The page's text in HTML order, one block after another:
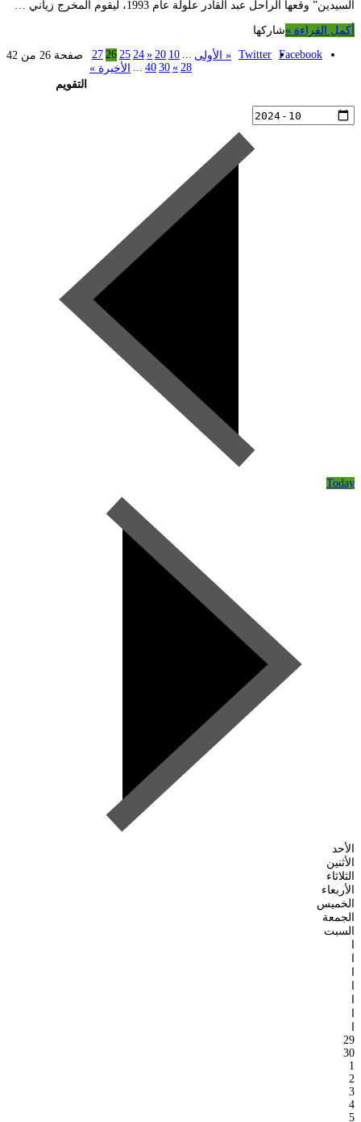
السيدين” وقعها الراحل عبد القادر علولة عام 1993، ليقوم المخرج زياني …
أكمل القراءة »شاركها
Facebook
Twitter صفحة 26 من 42 « الأولى 10
20
«
24
25
26
27
28
»
30
40
الأخيرة »
التقويم
Today
الأحد
الأثنين
الثلاثاء
الأربعاء
الخميس
الجمعة
السبت
29
30
1
2
3
4
5